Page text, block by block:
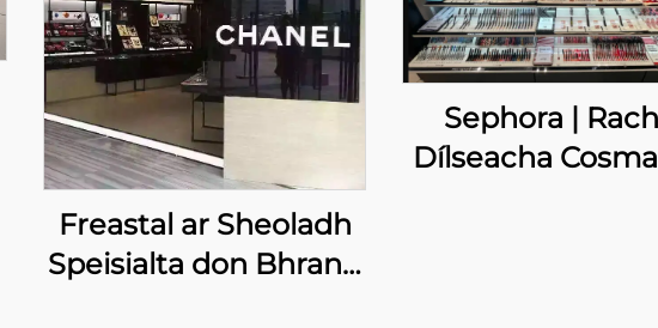
Freastal ar Sheoladh
Speisialta don Bhrand
Sephora |
Dílseacha